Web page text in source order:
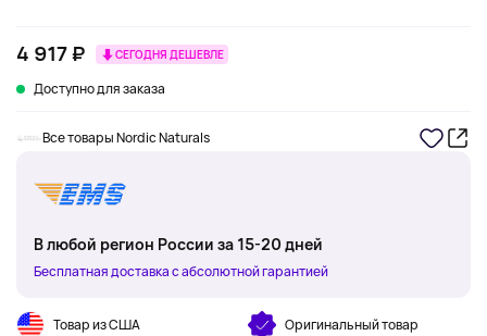
4 917 ₽ СЕГОДНЯ ДЕШЕВЛЕ
Доступно для заказа
Все товары Nordic Naturals
В любой регион России за 15-20 дней
Бесплатная доставка с абсолютной гарантией
Товар из США Оригинальный товар